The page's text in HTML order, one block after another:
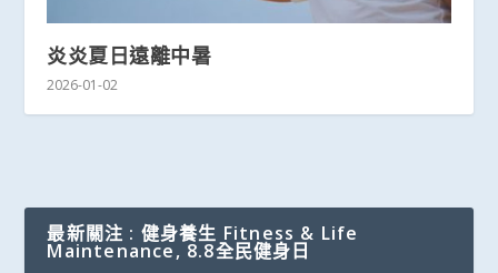
炎炎夏日遠離中暑
2026-01-02
最新關注 : 健身養生 Fitness & Life
Maintenance, 8.8全民健身日